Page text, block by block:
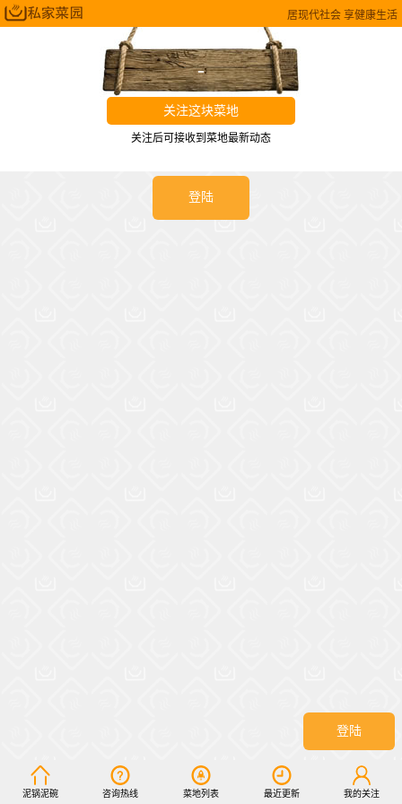
居现代社会 享健康生活
-
关注这块菜地
关注后可接收到菜地最新动态
登陆
登陆
泥锅泥碗 咨询热线 菜地列表 最近更新 我的关注